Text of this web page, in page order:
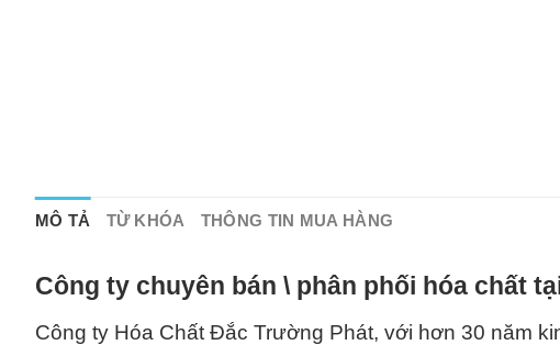
MÔ TẢ TỪ KHÓA THÔNG TIN MUA HÀNG
Công ty chuyên bán \ phân phối hóa chất
Công ty Hóa Chất Đắc Trường Phát, với hơn 30 năm